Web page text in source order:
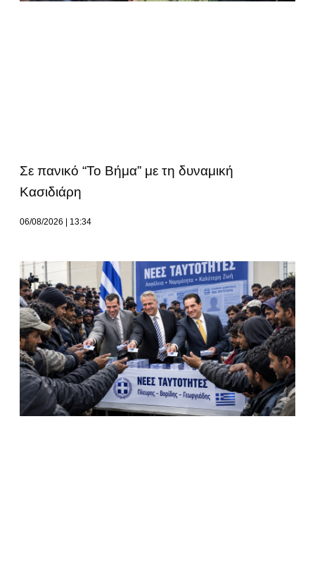
Σε πανικό “Το Βήμα” με τη δυναμική
Κασιδιάρη
06/08/2026 13:34